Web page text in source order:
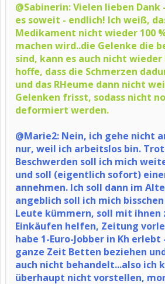
@Sabinerin: Vielen lieben
es soweit - endlich! Ich weiß,
Medikament nicht wieder 100
machen wird..die Gelenke die
sind, kann es auch nicht
hoffe, dass die Schmerzen
und das RHeume dann nicht
Gelenken frisst, sodass nicht
deformiert werden.
@Marie2: Nein, ich gehe nicht
nur, weil ich arbeitslos bin.
Beschwerden soll ich mich
und soll (eigentlich sofort)
annehmen. Ich soll dann im
angeblich soll ich mich
Leute kümmern, soll mit ihnen
Einkäufen helfen, Zeitung
habe 1-Euro-Jobber in Kh
ganze Zeit Betten beziehen
auch nicht behandelt...also ich
überhaupt nicht vorstellen,